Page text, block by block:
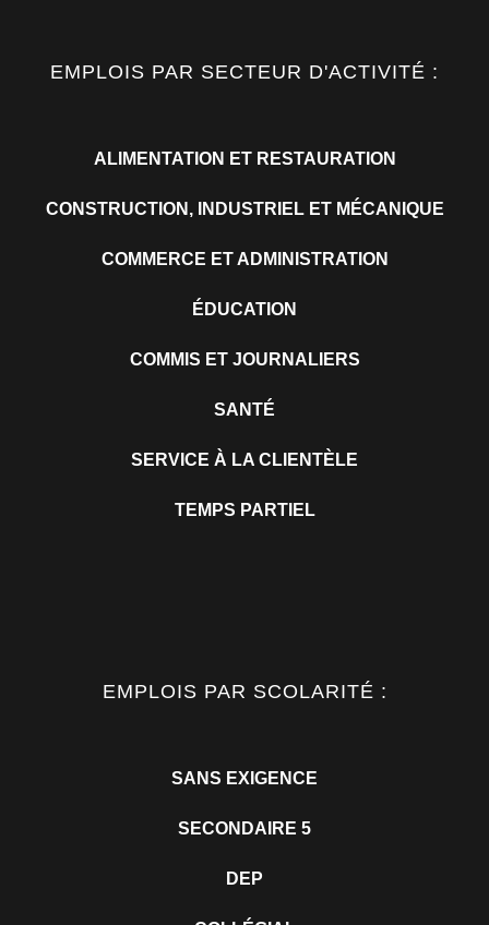
EMPLOIS PAR SECTEUR D'ACTIVITÉ :
ALIMENTATION ET RESTAURATION
CONSTRUCTION, INDUSTRIEL ET MÉCANIQUE
COMMERCE ET ADMINISTRATION
ÉDUCATION
COMMIS ET JOURNALIERS
SANTÉ
SERVICE À LA CLIENTÈLE
TEMPS PARTIEL
EMPLOIS PAR SCOLARITÉ :
SANS EXIGENCE
SECONDAIRE 5
DEP